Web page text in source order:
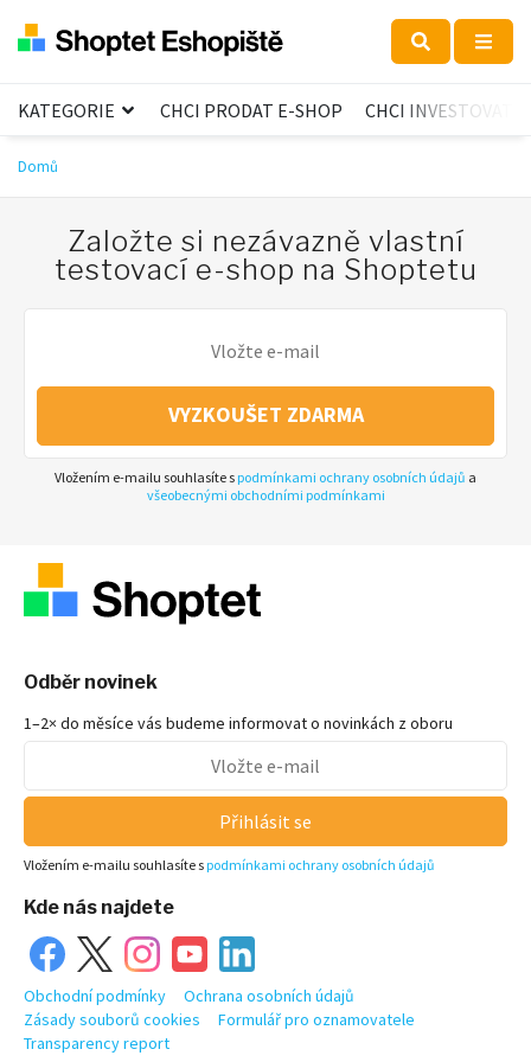
KATEGORIE CHCI PRODAT E-SHOP CHCI INVESTOVAT
Domů
Založte si nezávazně vlastní
testovací e-shop na Shoptetu
VYZKOUŠET ZDARMA
Vložením e-mailu souhlasíte s podmínkami ochrany osobních údajů a
všeobecnými obchodními podmínkami
Odběr novinek
1–2× do měsíce vás budeme informovat o novinkách z oboru
Přihlásit se
Vložením e-mailu souhlasíte s podmínkami ochrany osobních údajů
Kde nás najdete
Obchodní podmínky
Ochrana osobních údajů
Zásady souborů cookies
Formulář pro oznamovatele
Transparency report